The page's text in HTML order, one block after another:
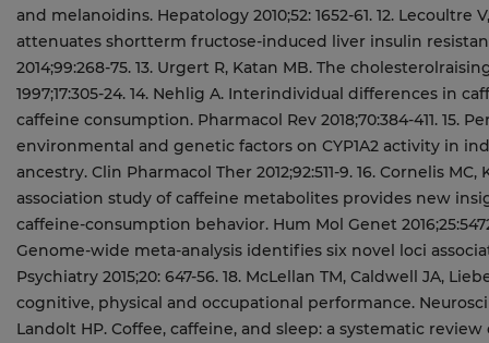
and melanoidins. Hepatology 2010;52: 1652-61. 12. Lecoultre
attenuates shortterm fructose-induced liver insulin
2014;99:268-75. 13. Urgert R, Katan MB. The
1997;17:305-24. 14. Nehlig A. Interindividual differences in
caffeine consumption. Pharmacol Rev 2018;70:384-411. 15.
environmental and genetic factors on CYP1A2 activity in
ancestry. Clin Pharmacol Ther 2012;92:511-9. 16. Cornelis
association study of caffeine metabolites provides new
caffeine-consumption behavior. Hum Mol Genet
Genome-wide meta-analysis identifies six novel loci
Psychiatry 2015;20: 647-56. 18. McLellan TM, Caldwell JA,
cognitive, physical and occupational performance. Neurosci
Landolt HP. Coffee, caffeine, and sleep: a systematic